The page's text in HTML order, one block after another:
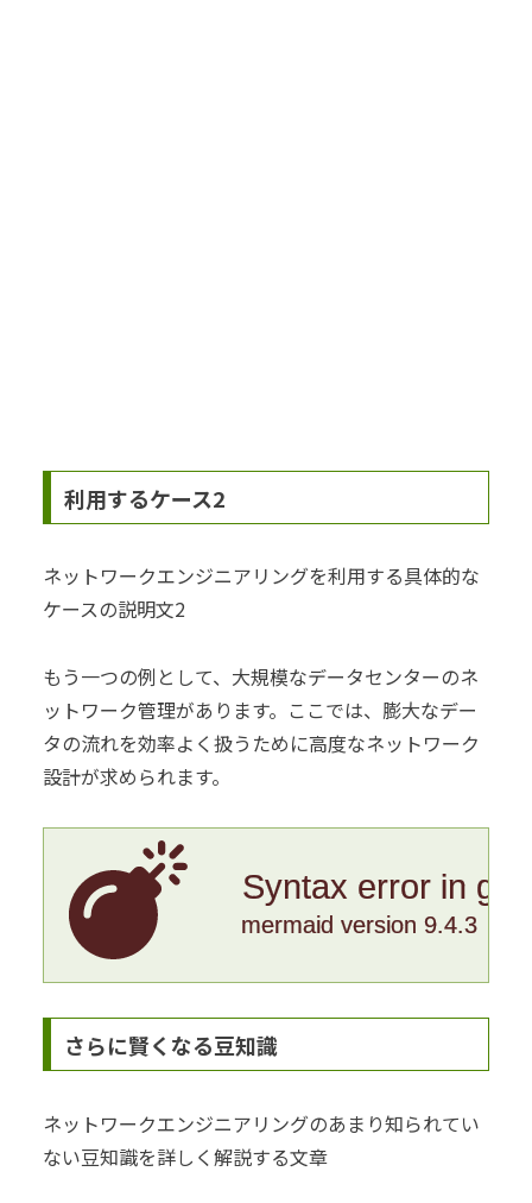
利用するケース2
ネットワークエンジニアリングを利用する具体的な
ケースの説明文2
もう一つの例として、大規模なデータセンターのネ
ットワーク管理があります。ここでは、膨大なデー
タの流れを効率よく扱うために高度なネットワーク
設計が求められます。
Syntax error in
mermaid version 9.4.3
さらに賢くなる豆知識
ネットワークエンジニアリングのあまり知られてい
ない豆知識を詳しく解説する文章